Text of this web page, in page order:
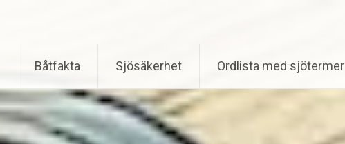
Båtfakta Sjösäkerhet Ordlista med sjötermer